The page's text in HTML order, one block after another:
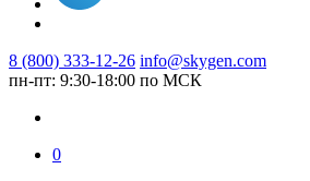
8 (800) 333-12-26 info@skygen.com
пн-пт: 9:30-18:00 по МСК
0